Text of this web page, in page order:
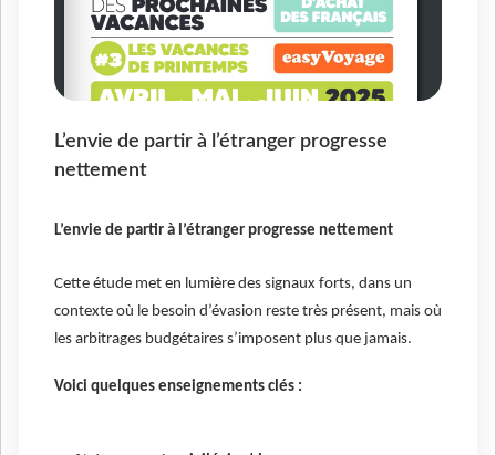
L’envie de partir à l’étranger progresse
nettement
L’envie de partir à l’étranger progresse nettement
Cette étude met en lumière des signaux forts, dans un
contexte où le besoin d’évasion reste très présent, mais où
les arbitrages budgétaires s’imposent plus que jamais.
Voici quelques enseignements clés :